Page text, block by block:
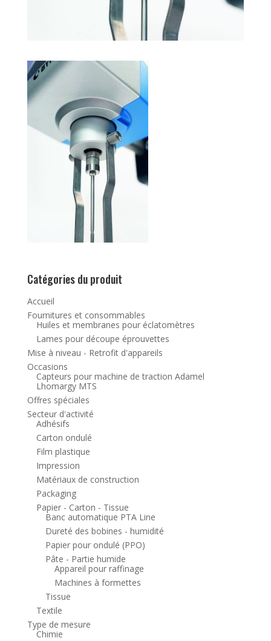
Catégories du produit
Accueil
Fournitures et consommables
Huiles et membranes pour éclatomètres
Lames pour découpe éprouvettes
Mise à niveau - Retrofit d'appareils
Occasions
Capteurs pour machine de traction Adamel
Lhomargy MTS
Offres spéciales
Secteur d'activité
Adhésifs
Carton ondulé
Film plastique
Impression
Matériaux de construction
Packaging
Papier - Carton - Tissue
Banc automatique PTA Line
Dureté des bobines - humidité
Papier pour ondulé (PPO)
Pâte - Partie humide
Appareil pour raffinage
Machines à formettes
Tissue
Textile
Type de mesure
Chimie